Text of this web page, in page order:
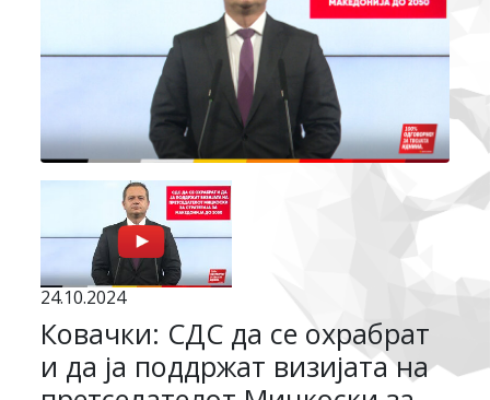
24.10.2024
Ковачки: СДС да се охрабрат
и да ја поддржат визијата на